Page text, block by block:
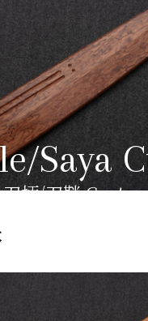
Saya
刀柄/刀鞘